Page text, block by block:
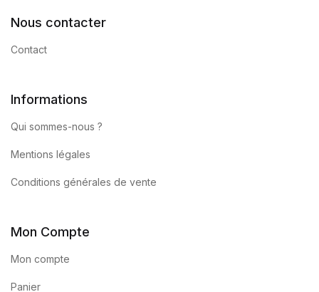
Nous contacter
Contact
Informations
Qui sommes-nous ?
Mentions légales
Conditions générales de vente
Mon Compte
Mon compte
Panier